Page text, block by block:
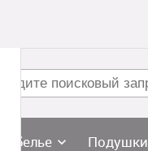
белье Подушки